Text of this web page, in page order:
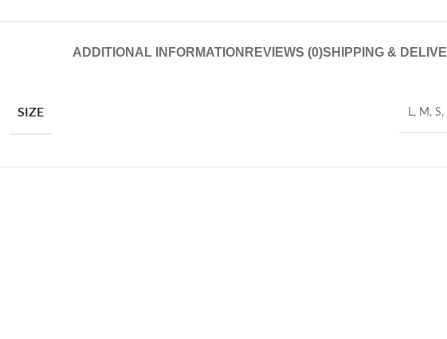
ADDITIONAL INFORMATION REVIEWS (0)SHIPPING &
SIZE L, M , S,